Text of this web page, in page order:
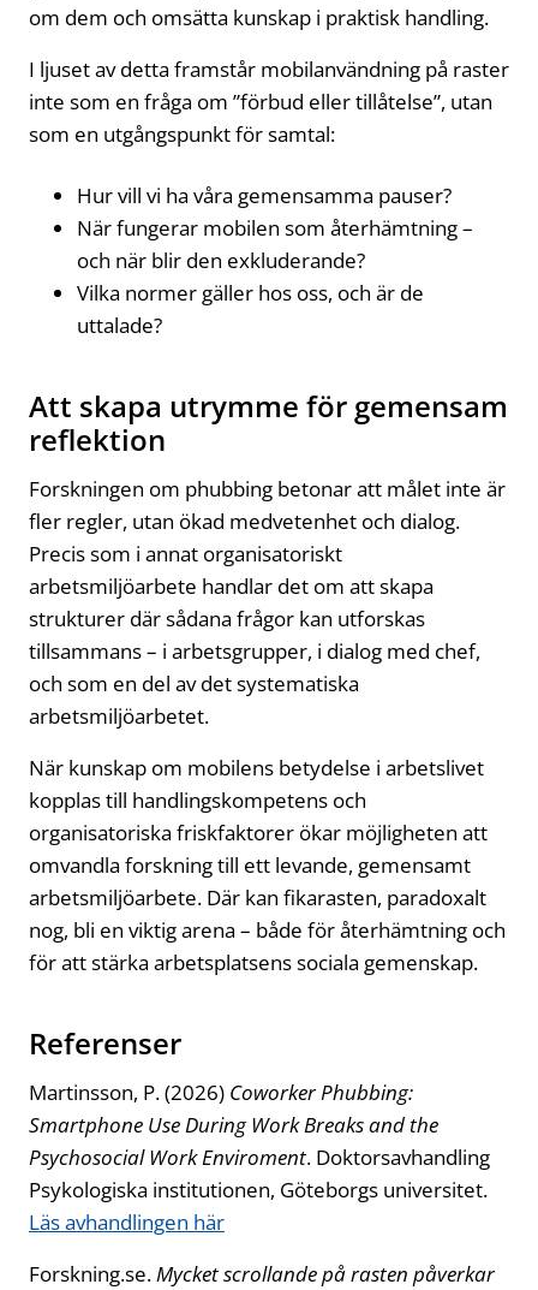
om dem och omsätta kunskap i praktisk handling.
I ljuset av detta framstår mobilanvändning på raster
inte som en fråga om ”förbud eller tillåtelse”, utan
som en utgångspunkt för samtal:
Hur vill vi ha våra gemensamma pauser?
När fungerar mobilen som återhämtning –
och när blir den exkluderande?
Vilka normer gäller hos oss, och är de
uttalade?
Att skapa utrymme för gemensam
reflektion
Forskningen om phubbing betonar att målet inte är
fler regler, utan ökad medvetenhet och dialog.
Precis som i annat organisatoriskt
arbetsmiljöarbete handlar det om att skapa
strukturer där sådana frågor kan utforskas
tillsammans – i arbetsgrupper, i dialog med chef,
och som en del av det systematiska
arbetsmiljöarbetet.
När kunskap om mobilens betydelse i arbetslivet
kopplas till handlingskompetens och
organisatoriska friskfaktorer ökar möjligheten att
omvandla forskning till ett levande, gemensamt
arbetsmiljöarbete. Där kan fikarasten, paradoxalt
nog, bli en viktig arena – både för återhämtning och
för att stärka arbetsplatsens sociala gemenskap.
Referenser
Martinsson, P. (2026) Coworker Phubbing:
Smartphone Use During Work Breaks and the
Psychosocial Work Enviroment. Doktorsavhandling
Psykologiska institutionen, Göteborgs universitet.
Läs avhandlingen här
Forskning.se. Mycket scrollande på rasten påverkar